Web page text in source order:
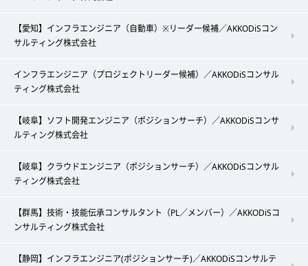
【愛知】インフラエンジニア（自動車）※リーダー候補／AKKODiSコン
サルティング株式会社
インフラエンジニア（プロジェクトリーダー候補）／AKKODiSコンサル
ティング株式会社
【岐阜】ソフト開発エンジニア（ポジションサーチ）／AKKODiSコンサ
ルティング株式会社
【岐阜】クラウドエンジニア（ポジションサーチ）／AKKODiSコンサル
ティング株式会社
【群馬】技術・技能伝承コンサルタント（PL／メンバー）／AKKODiSコ
ンサルティング株式会社
【静岡】インフラエンジニア(ポジションサーチ)／AKKODiSコンサルテ